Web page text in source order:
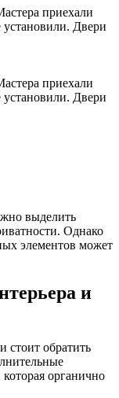
приехали
установили. Двери
приехали
установили. Двери
выделить
Однако
элементов может
и
стоит обратить
органично